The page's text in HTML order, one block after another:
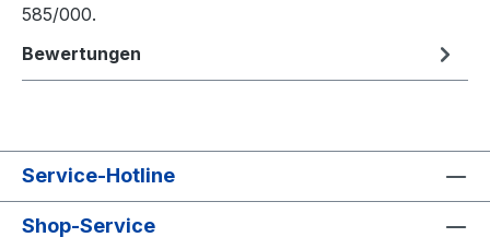
585/000.
Bewertungen
Service-Hotline
Shop-Service